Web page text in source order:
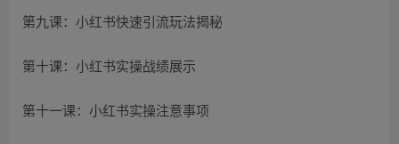
第九课：小红书快速引流玩法揭秘
第十课：小红书实操战绩展示
第十一课：小红书实操注意事项